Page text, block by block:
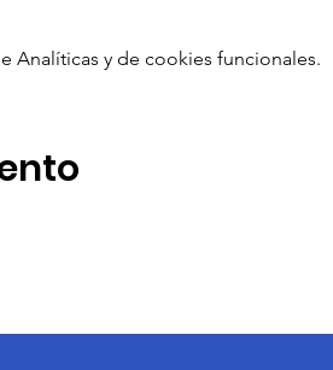
Analíticas y de cookies funcionales.